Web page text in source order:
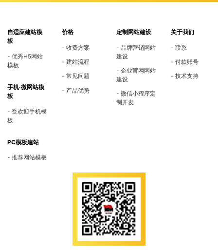
自适应建站模
板
优秀H5网站
模板
手机·微网站模
板
受欢迎手机模
板
PC模板建站
推荐网站模板
价格
收费方案
建站流程
常见问题
产品优势
定制网站建设
品牌营销网站
建设
企业官网网站
建设
微信小程序定
制开发
关于我们
联系
付款账号
技术支持